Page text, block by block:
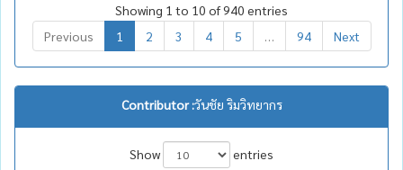
Showing 1 to 10 of 940 entries
Previous
1 2 3 4 5 94 Next
Contributor :วันชัย ริมวิทยากร
Show
entries